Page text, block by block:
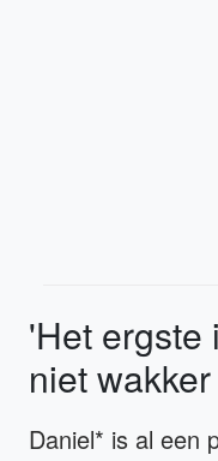
'Het ergste
niet
Daniel* is al een